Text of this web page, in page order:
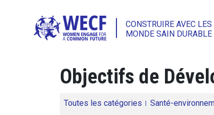
CONSTRUIRE AVEC
MONDE SAIN
Objectifs de
Toutes les catégories Santé-